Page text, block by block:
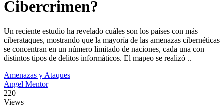
Cibercrimen?
Un reciente estudio ha revelado cuáles son los países con más
ciberataques, mostrando que la mayoría de las amenazas cibernéticas
se concentran en un número limitado de naciones, cada una con
distintos tipos de delitos informáticos. El mapeo se realizó ..
Amenazas y Ataques
Angel Mentor
220
Views